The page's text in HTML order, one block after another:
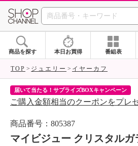
SHOP
商品を探す 本日お買得 番組表
TOP ジュエリー イヤーカフ
届いて当たる！サプライズBOXキャンペーン
ご購入金額相当のクーポンをプレ
商品番号：805387
マイビジュー クリスタルガ